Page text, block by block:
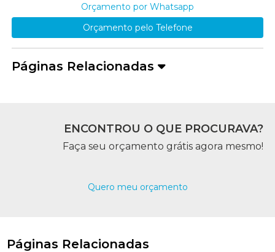
Orçamento por Whatsapp
Orçamento pelo Telefone
Páginas Relacionadas
ENCONTROU O QUE PROCURAVA?
Faça seu orçamento grátis agora mesmo!
Quero meu orçamento
Páginas Relacionadas